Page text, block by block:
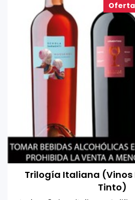
Trilogía Italiana (Vinos
Tinto)